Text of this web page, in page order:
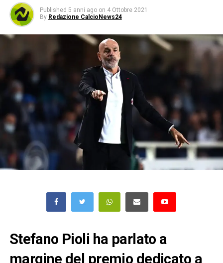
Published 5 anni ago on 4 Ottobre 2021
By Redazione CalcioNews24
Stefano Pioli ha parlato a
margine del premio dedicato a